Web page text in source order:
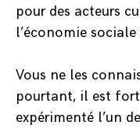
pour des acteurs
l’économie
Vous ne les
pourtant, il est fort
expérimenté l’un